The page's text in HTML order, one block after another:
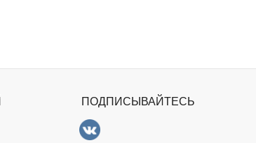
ПОДПИСЫВАЙТЕСЬ